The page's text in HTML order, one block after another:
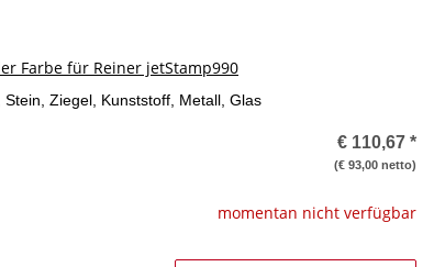
Farbe für Reiner jetStamp990
Ziegel, Kunststoff, Metall, Glas
€ 110,67 *
(€ 93,00 netto)
momentan nicht verfügbar